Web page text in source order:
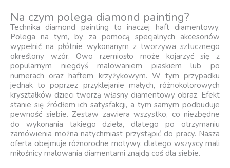
Na czym polega diamond painting?
Technika diamond painting to inaczej haft diamentowy.
Polega na tym, by za pomocą specjalnych akcesoriów
wypełnić na płótnie wykonanym z tworzywa sztucznego
określony wzór. Owo rzemiosło może kojarzyć się z
popularnym niegdyś malowaniem piaskiem lub po
numerach oraz haftem krzyżykowym. W tym przypadku
jednak to poprzez przyklejanie małych, różnokolorowych
kryształków dzieci tworzą własny diamentowy obraz. Efekt
stanie się źródłem ich satysfakcji, a tym samym podbuduje
pewność siebie. Zestaw zawiera wszystko, co niezbędne
do wykonania takiego dzieła, dlatego po otrzymaniu
zamówienia można natychmiast przystąpić do pracy. Nasza
oferta obejmuje różnorodne motywy, dlatego wszyscy mali
miłośnicy malowania diamentami znajdą coś dla siebie.